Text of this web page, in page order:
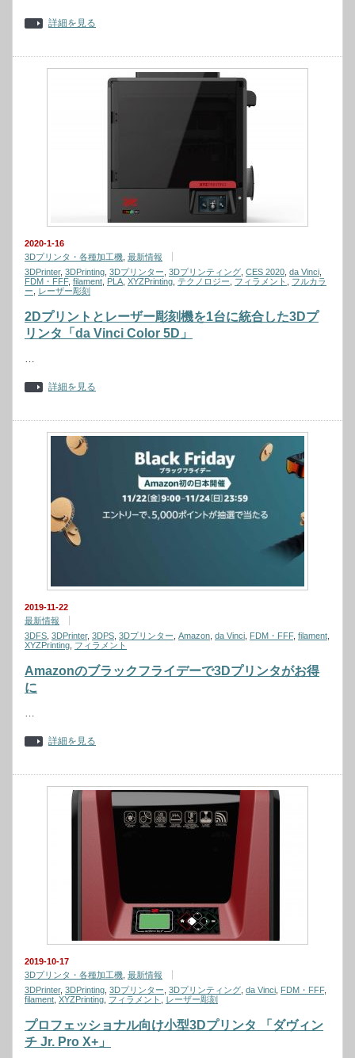
詳細を見る
2020-1-16
3Dプリンタ・各種加工機 最新情報
3DPrinter, 3DPrinting 3Dプリンター 3Dプリンティング CES 2020 da Vinci
FDM・FFF, filament PLA XYZPrinting テクノロジー フィラメント
フルカラ
ー
レーザー彫刻
2Dプリントとレーザー彫刻機を1台に統合した3Dプ
リンタ「da Vinci Color 5D」
…
詳細を見る
2019-11-22
最新情報
3DFS 3DPrinter, 3DPS 3Dプリンター Amazon da Vinci FDM・FFF, filament
XYZPrinting フィラメント
Amazonのブラックフライデーで3Dプリンタがお得
に
…
詳細を見る
2019-10-17
3Dプリンタ・各種加工機 最新情報
3DPrinter, 3DPrinting 3Dプリンター 3Dプリンティング da Vinci FDM・FFF,
filament XYZPrinting フィラメント レーザー彫刻
プロフェッショナル向け小型3Dプリンタ 「ダヴィン
チ Jr. Pro X+」